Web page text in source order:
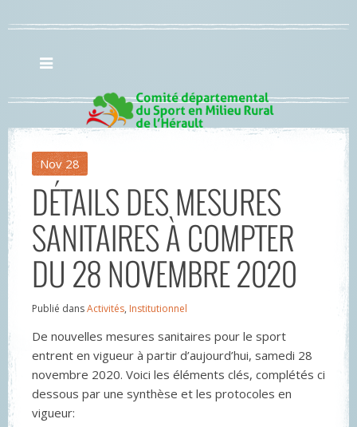
Nov 28
DÉTAILS DES MESURES
SANITAIRES À COMPTER
DU 28 NOVEMBRE 2020
Publié dansActivités, Institutionnel
De nouvelles mesures sanitaires pour le sport
entrent en vigueur à partir d’aujourd’hui, samedi 28
novembre 2020. Voici les éléments clés, complétés ci
dessous par une synthèse et les protocoles en
vigueur: